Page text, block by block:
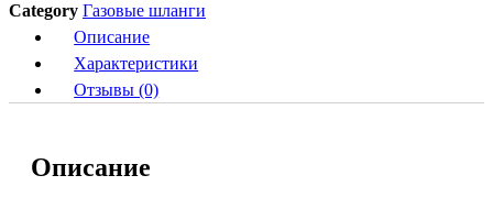
Жёлтый
Category Газовые шланги
Описание
Характеристики
Отзывы (0)
Описание